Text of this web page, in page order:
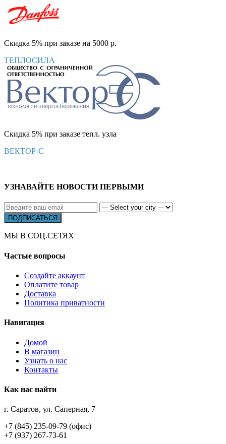
Скидка 5% при заказе на 5000 р.
ТЕПЛОСИЛА
Скидка 5% при заказе тепл. узла
ВЕКТОР-С
УЗНАВАЙТЕ НОВОСТИ ПЕРВЫМИ
МЫ В СОЦ.СЕТЯХ
Частые вопросы
Создайте аккаунт
Оплатите товар
Доставка
Политика приватности
Навигация
Домой
В магазин
Узнать о нас
Контакты
Как нас найти
г. Саратов, ул. Саперная, 7
+7 (845) 235-09-79 (офис)
+7 (937) 267-73-61